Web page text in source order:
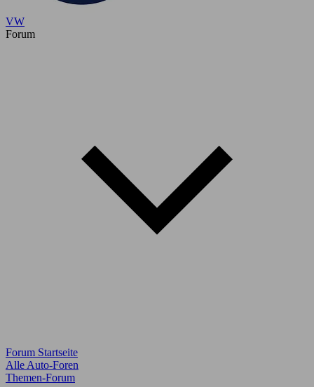
VW
Forum
Forum Startseite
Alle Auto-Foren
Themen-Forum